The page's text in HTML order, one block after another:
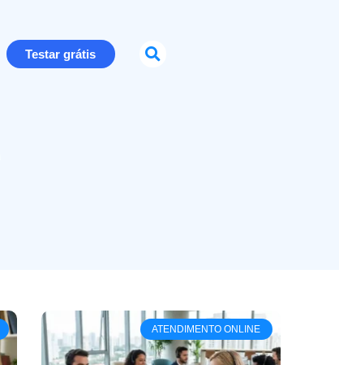
Testar grátis
ATENDIMENTO ONLINE